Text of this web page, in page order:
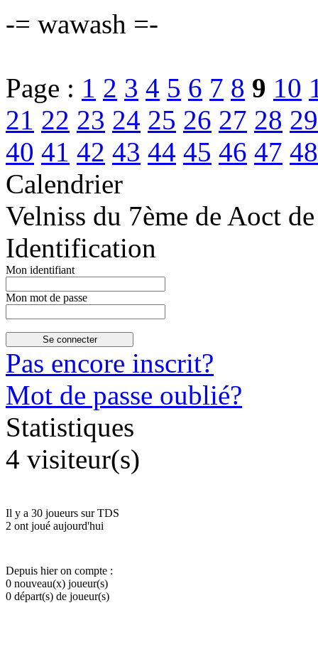
-= wawash =-
Page : 1 2 3 4 5 6 7 8 9 10
21 22 23 24 25 26 27 28 29
40 41 42 43 44 45 46 47 48
Calendrier
Velniss du 7ème de Aoct
Identification
Mon identifiant
Mon mot de passe
Pas encore inscrit?
Mot de passe oublié?
Statistiques
4 visiteur(s)
Il y a 30 joueurs sur TDS
2 ont joué aujourd'hui
Depuis hier on compte :
0 nouveau(x) joueur(s)
0 départ(s) de joueur(s)